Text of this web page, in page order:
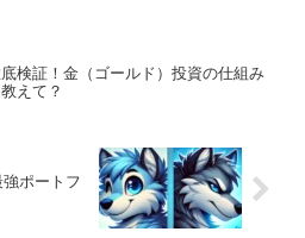
検証！金（ゴールド）投資の仕組み
えて？
ポートフ